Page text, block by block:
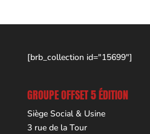
[brb_collection id="15699"]
GROUPE OFFSET 5 ÉDITION
Siège Social & Usine
3 rue de la Tour